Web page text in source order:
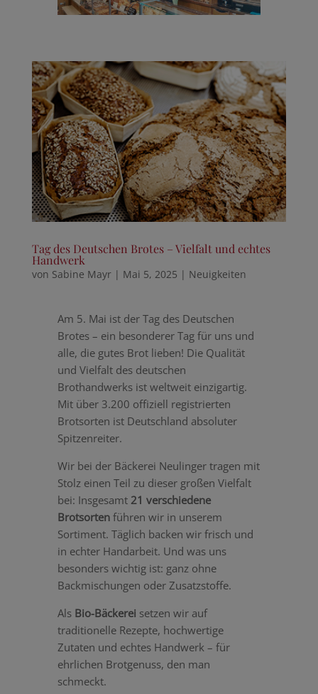
Tag des Deutschen Brotes – Vielfalt und echtes
Handwerk
von Sabine Mayr| Mai 5, 2025 | Neuigkeiten
Am 5. Mai ist der Tag des Deutschen
Brotes – ein besonderer Tag für uns und
alle, die gutes Brot lieben! Die Qualität
und Vielfalt des deutschen
Brothandwerks ist weltweit einzigartig.
Mit über 3.200 offiziell registrierten
Brotsorten ist Deutschland absoluter
Spitzenreiter.
Wir bei der Bäckerei Neulinger tragen mit
Stolz einen Teil zu dieser großen Vielfalt
bei: Insgesamt 21 verschiedene
Brotsortenführen wir in unserem
Sortiment. Täglich backen wir frisch und
in echter Handarbeit. Und was uns
besonders wichtig ist: ganz ohne
Backmischungen oder Zusatzstoffe.
Als Bio-Bäckerei setzen wir auf
traditionelle Rezepte, hochwertige
Zutaten und echtes Handwerk – für
ehrlichen Brotgenuss, den man
schmeckt.